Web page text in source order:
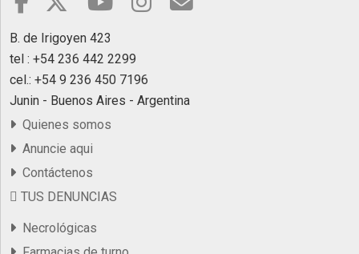
B. de Irigoyen 423
tel : +54 236 442 2299
cel.: +54 9 236 450 7196
Junin - Buenos Aires - Argentina
Quienes somos
Anuncie aqui
Contáctenos
TUS DENUNCIAS
Necrológicas